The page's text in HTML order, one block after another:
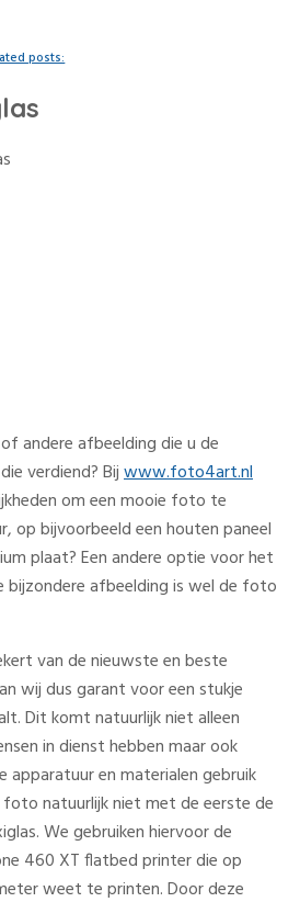
posts:
andere afbeelding die u de
verdiend? Bijwww.foto4art.nl
om een mooie foto te
op bijvoorbeeld een houten paneel
plaat? Een andere optie voor het
bijzondere afbeelding is wel de foto
van de nieuwste en beste
wij dus garant voor een stukje
Dit komt natuurlijk niet alleen
in dienst hebben maar ook
en materialen gebruik
natuurlijk niet met de eerste de
We gebruiken hiervoor de
460 XT flatbed printer die op
weet te printen. Door deze